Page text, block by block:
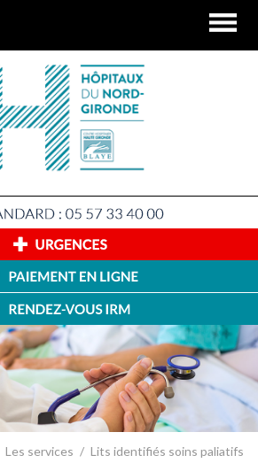
Les services / Lits identifiés soins paliatifs